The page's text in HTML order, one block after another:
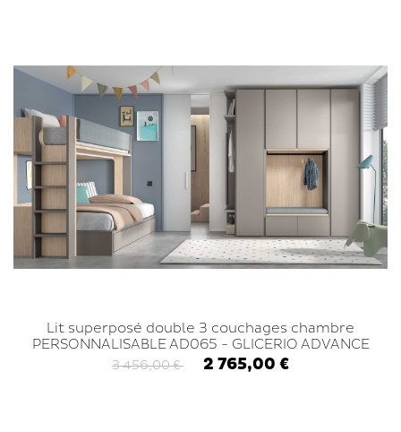
Lit superposé double 3 couchages chambre
PERSONNALISABLE AD065 - GLICERIO ADVANCE
3 456,00 € 2 765,00 €